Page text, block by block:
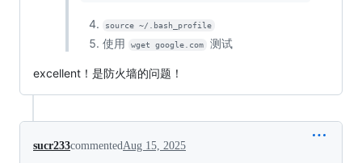
source ~/.bash_profile
使用 wget google.com 测试
excellent！是防火墙的问题！
sucr233commentedAug 15, 2025